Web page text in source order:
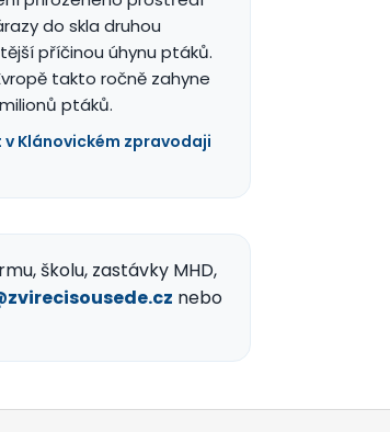
do skla druhou
příčinou úhynu ptáků.
takto ročně zahyne
ptáků.
v Klánovickém zpravodaji
školu, zastávky MHD,
nebo